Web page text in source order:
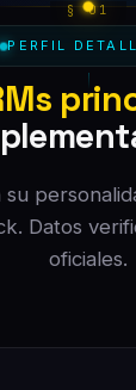
PERFIL
Datos
oficiales.